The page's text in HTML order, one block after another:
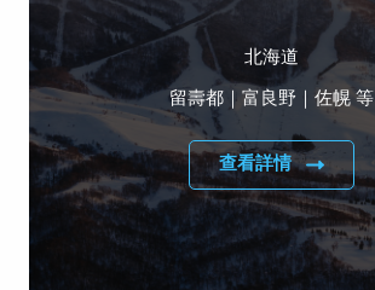
北海道
留壽都｜富良野｜佐幌 等
查看詳情